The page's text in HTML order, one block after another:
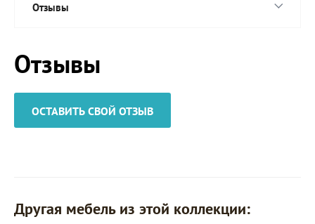
Отзывы
Отзывы
ОСТАВИТЬ СВОЙ ОТЗЫВ
Другая мебель из этой коллекции: